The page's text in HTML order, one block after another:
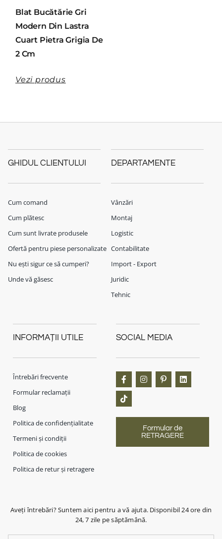
Blat Bucătărie Gri
Modern Din Lastra
Cuart Pietra Grigia De
2 Cm
Vezi produs
GHIDUL CLIENTULUI
Cum comand
Cum plătesc
Cum sunt livrate produsele
Ofertă pentru piese personalizate
Nu ești sigur ce să cumperi?
Unde vă găsesc
DEPARTAMENTE
Vânzări
Montaj
Logistic
Contabilitate
Import - Export
Juridic
Tehnic
INFORMAȚII UTILE
Întrebări frecvente
Formular reclamații
Blog
Politica de confidențialitate
Termeni și condiții
Politica de cookies
Politica de retur și retragere
SOCIAL MEDIA
Formular de
RETRAGERE
Aveți întrebări? Suntem aici pentru a vă ajuta. Disponibil 24 ore din
24, 7 zile pe săptămână.